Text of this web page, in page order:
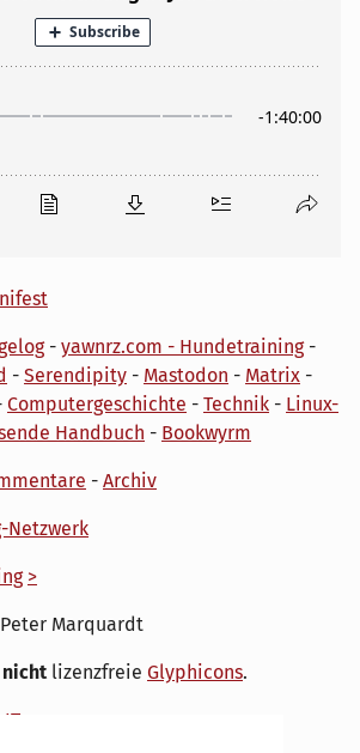
- yawnrz.com - Hundetraining-
- Serendipity - Mastodon - Matrix -
Computergeschichte - Technik - Linux-
Handbuch - Bookwyrm
- Archiv
Netzwerk
>
Marquardt
nicht lizenzfreie Glyphicons.